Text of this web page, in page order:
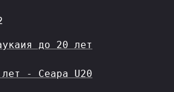
до 20 лет
- Сеара U20